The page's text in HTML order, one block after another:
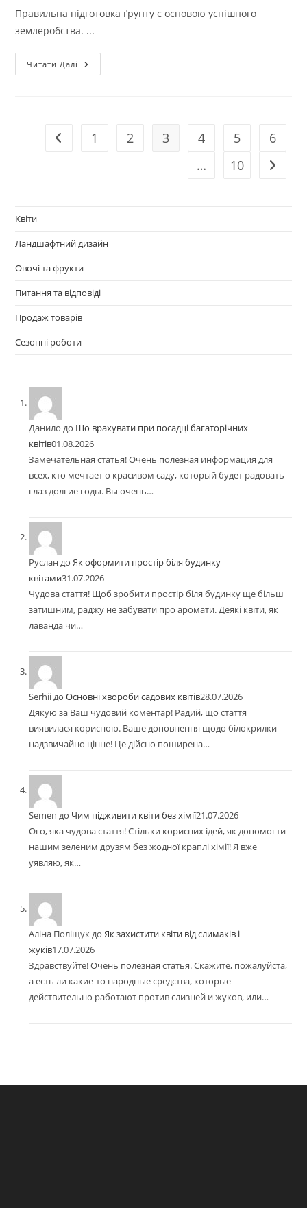
Правильна підготовка ґрунту є основою успішного
землеробства. ...
Читати Далі Підготовка
Грунту:
Перейти до попередньої сторінки
1 2 3 4 5
6
…
10
Квіти
Ландшафтний дизайн
Овочі та фрукти
Питання та відповіді
Продаж товарів
Сезонні роботи
Данило до Що врахувати при посадці багаторічних
квітів01.08.2026
Замечательная статья! Очень полезная информация для
всех, кто мечтает о красивом саду, который будет радовать
глаз долгие годы. Вы очень…
Руслан доЯк оформити простір біля будинку
квітами31.07.2026
Чудова стаття! Щоб зробити простір біля будинку ще більш
затишним, раджу не забувати про аромати. Деякі квіти, як
лаванда чи…
SerhiiдоОсновні хвороби садових квітів28.07.2026
Дякую за Ваш чудовий коментар! Радий, що стаття
виявилася корисною. Ваше доповнення щодо білокрилки –
надзвичайно цінне! Це дійсно поширена…
Semen до Чим підживити квіти без хімії21.07.2026
Ого, яка чудова стаття! Стільки корисних ідей, як допомогти
нашим зеленим друзям без жодної краплі хімії! Я вже
уявляю, як…
Аліна ПоліщукдоЯк захистити квіти від слимаків і
жуків17.07.2026
Здравствуйте! Очень полезная статья. Скажите, пожалуйста,
а есть ли какие-то народные средства, которые
действительно работают против слизней и жуков, или…